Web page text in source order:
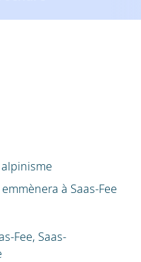
à Saas-Fee
Fee, Saas-